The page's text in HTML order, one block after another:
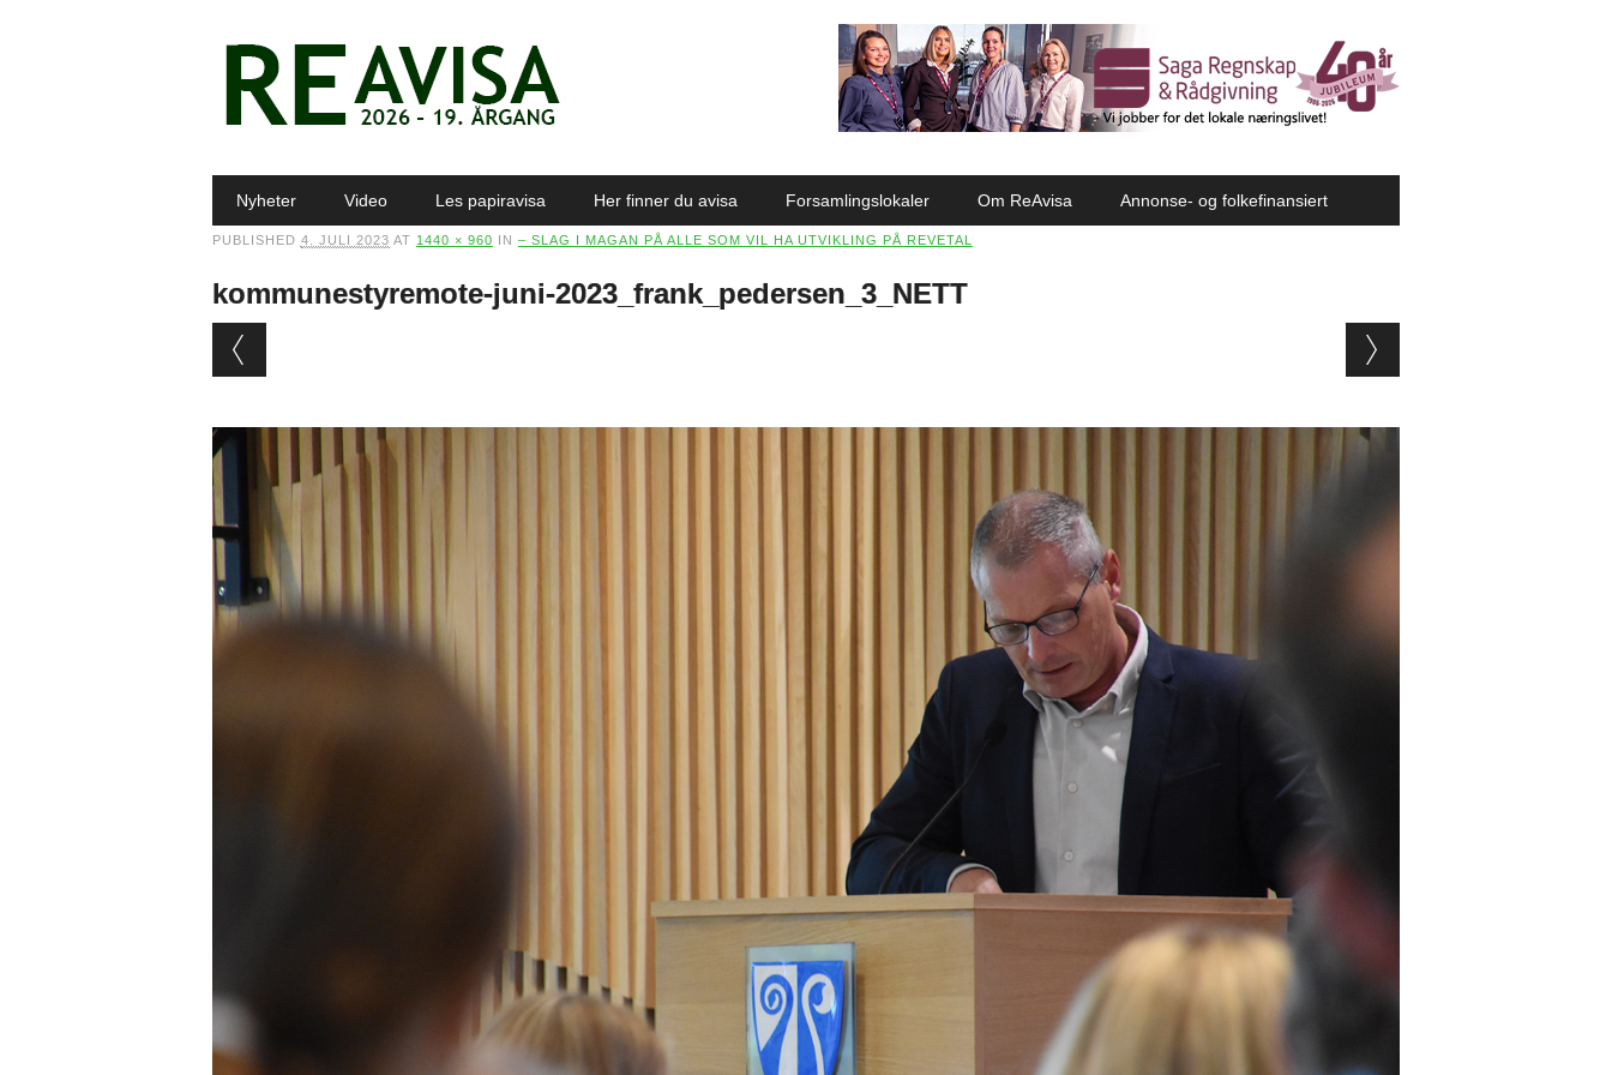
Main menu
Nyheter Video Les papiravisa Her finner du avisa Forsamlingslokaler Om ReAvisa Annonse- og folkefinansiert
PUBLISHED 4. JULI 2023 AT 1440 × 960 IN – SLAG I MAGAN PÅ ALLE SOM VIL HA UTVIKLING PÅ REVETAL
kommunestyremote-juni-2023_frank_pedersen_3_NETT